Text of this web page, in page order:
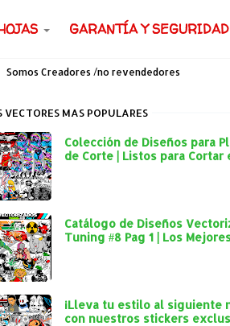
GARANTÍA Y SEGURIDAD
Somos Creadores /no revendedores
VECTORES MAS POPULARES
Colección de Diseños para
de Corte | Listos para Cortar
Catálogo de Diseños
Tuning #8 Pag 1 | Los
¡Lleva tu estilo al siguiente
con nuestros stickers